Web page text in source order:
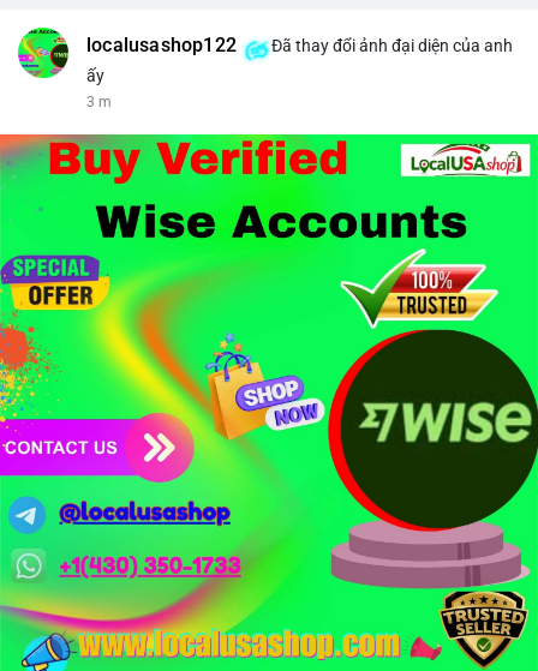
localusashop122
Đã thay đổi ảnh đại diện của anh
ấy
3 m